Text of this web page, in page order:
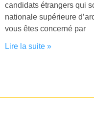
candidats étrangers qui
nationale supérieure
vous êtes concerné par
Lire la suite »